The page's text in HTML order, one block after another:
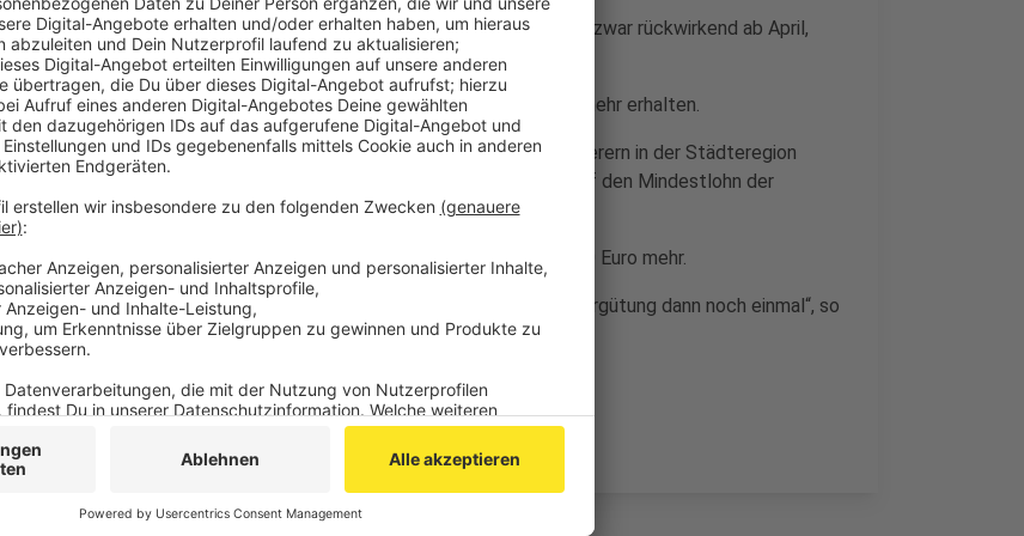
Der tarifliche Stundenlohn ist auf 19,42 Euro erhöht worden - und zwar rückwirkend ab April,
teilt dieGewerkschaft IG BAU hier bei unsmit.
Dadurch sollten die Kollegen jetzt am Monatsende gut 90 Euro mehr erhalten.
Uwe Brell von der IG BAU Aachen: „Wer von den Malern und Lackierern in der Städteregion
Aachen keinen Tariflohn bekommt, der hat allerdings Anspruch auf den Mindestlohn der
Branche. Und der liegt ab Juli bei 15,55 Euro.“
Azubis im Maler- und Lackiererhandwerk bekommen ab August 50 Euro mehr.
„Ab Sommer nächsten Jahres steigen die Löhne und die Azubi-Vergütung dann noch einmal“, so
Brell weiter.
Anzeige